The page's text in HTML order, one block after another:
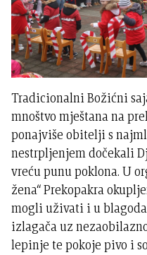
Tradicionalni Božićni
mnoštvo mještana na
ponajviše obitelji s
nestrpljenjem dočekali
vreću punu poklona. U
žena“ Prekopakra
mogli uživati i u
izlagača uz
lepinje te pokoje pivo i